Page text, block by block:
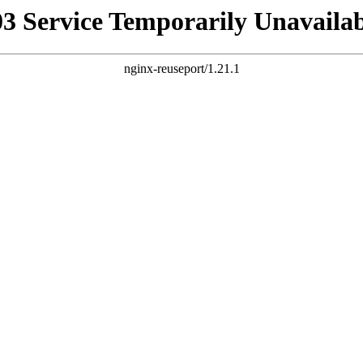
Service Temporarily
nginx-reuseport/1.21.1